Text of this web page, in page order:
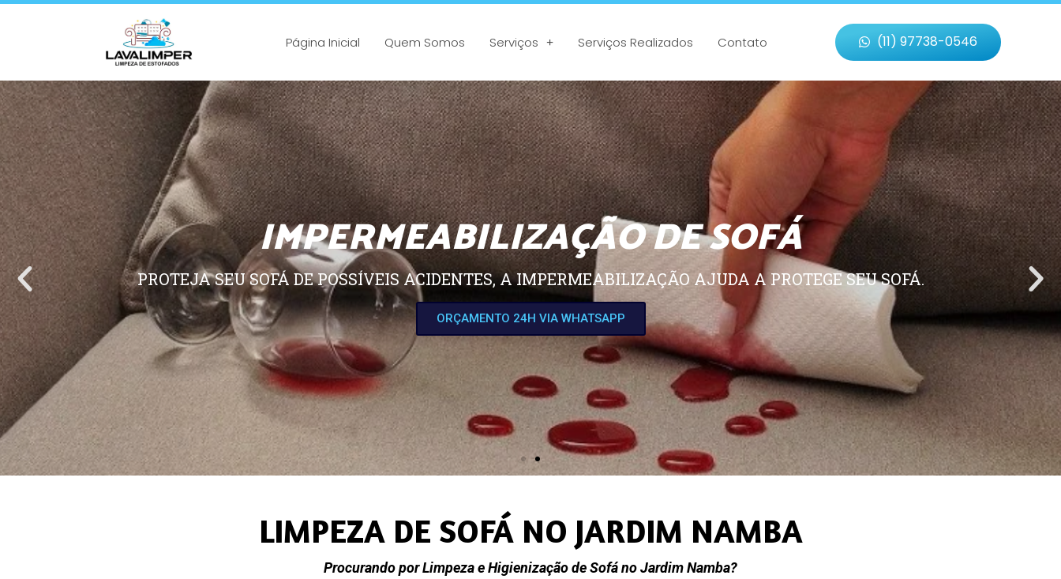
Página Inicial Quem Somos Serviços Serviços Realizados Contato (11) 97738-0546
IMPERMEABILIZAÇÃO DE SOFÁ
PROTEJA SEU SOFÁ DE POSSÍVEIS ACIDENTES, A IMPERMEABILIZAÇÃO AJUDA A PROTEGE SEU SOFÁ.
ORÇAMENTO 24H VIA WHATSAPP
LIMPEZA DE SOFÁ NO JARDIM NAMBA
Procurando por Limpeza e Higienização de Sofá no Jardim Namba?